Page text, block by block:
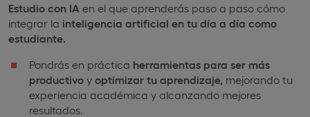
Estudio con IA en el que aprenderás paso a paso cómo
integrar la inteligencia artificial en tu día a día como
estudiante.
Pondrás en práctica herramientas para ser más
productivo y optimizar tu aprendizaje, mejorando tu
experiencia académica y alcanzando mejores
resultados.